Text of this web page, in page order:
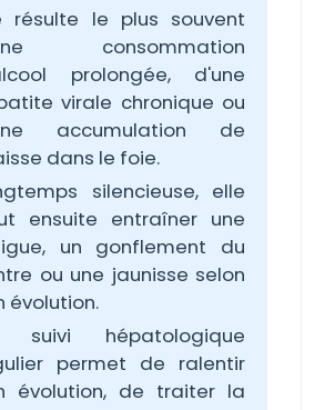
résulte le plus souvent
consommation
prolongée, d'une
virale chronique ou
accumulation de
dans le foie.
silencieuse, elle
ensuite entraîner une
un gonflement du
ou une jaunisse selon
évolution.
suivi hépatologique
permet de ralentir
évolution, de traiter la